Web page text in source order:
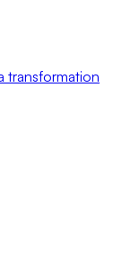
transformation